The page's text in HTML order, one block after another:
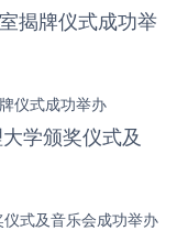
揭牌仪式成功举
仪式成功举办
学颁奖仪式及
式及音乐会成功举办